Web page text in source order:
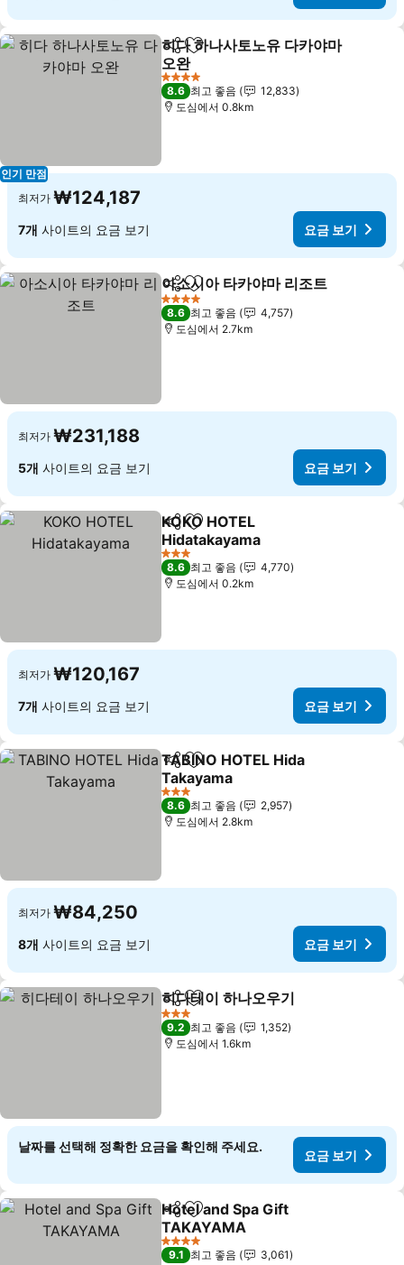
인기 만점
공유 즐겨찾기에 추가
히다 하나사토노유 다카야마
오완
요금 보기
4 성급
8.6 최고 좋음
12,833
도심에서 0.8km
최저가 ₩124,187
7개 사이트의 요금 보기 요금 보기
공유 즐겨찾기에 추가
아소시아 타카야마 리조트
4 성급
8.6 최고 좋음
4,757
도심에서 2.7km
최저가 ₩231,188
5개 사이트의 요금 보기 요금 보기
공유 즐겨찾기에 추가
KOKO HOTEL
Hidatakayama
요금 보기
3 성급
8.6 최고 좋음
4,770
도심에서 0.2km
최저가 ₩120,167
7개 사이트의 요금 보기 요금 보기
공유 즐겨찾기에 추가
TABINO HOTEL Hida
Takayama
요금 보기
3 성급
8.6 최고 좋음
2,957
도심에서 2.8km
최저가 ₩84,250
8개 사이트의 요금 보기 요금 보기
공유 즐겨찾기에 추가
히다테이 하나오우기
3 성급
9.2 최고 좋음
1,352
도심에서 1.6km
날짜를 선택해 정확한 요금을 확인해 주세요.
요금 보기
공유 즐겨찾기에 추가
Hotel and Spa Gift
TAKAYAMA
요금 보기
4 성급
9.1 최고 좋음
3,061